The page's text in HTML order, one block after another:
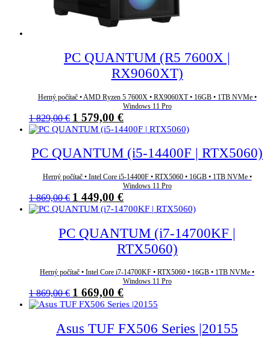
PC QUANTUM (R5 7600X |
RX9060XT)
Herný počítač • AMD Ryzen 5 7600X • RX9060XT • 16GB • 1TB NVMe •
Windows 11 Pro
1 829,00€ Pôvodná
cena
1
829,00 €.
1 579,00 €Aktuálna
cena
1
579,00 €.
PC QUANTUM (i5-14400F | RTX5060)
Herný počítač • Intel Core i5-14400F • RTX5060 • 16GB • 1TB NVMe •
Windows 11 Pro
1 869,00€ Pôvodná
cena
1
869,00 €.
1 449,00 €Aktuálna
cena
1
449,00 €.
PC QUANTUM (i7-14700KF |
RTX5060)
Herný počítač • Intel Core i7-14700KF • RTX5060 • 16GB • 1TB NVMe •
Windows 11 Pro
1 869,00€ Pôvodná
cena
869,00 €.
1 669,00 €Aktuálna
cena
1
669,00 €.
Asus TUF FX506 Series |20155